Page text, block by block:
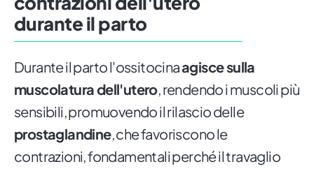
durante il parto
Durante il parto l'ossitocinaagisce sulla
muscolatura dell'utero, rendendo i muscoli più
sensibili, promuovendo il rilascio delle
prostaglandine, che favoriscono le
contrazioni, fondamentali perché il travaglio